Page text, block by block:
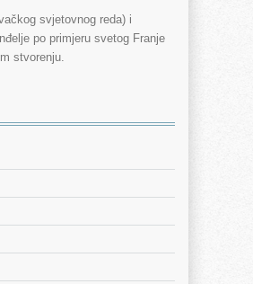
svjetovnog reda) i
po primjeru svetog Franje
stvorenju.